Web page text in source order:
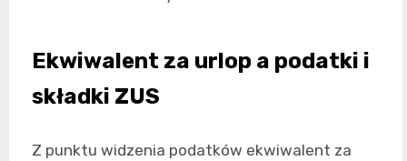
Ekwiwalent za urlop a podatki i
składki ZUS
Z punktu widzenia podatków ekwiwalent za